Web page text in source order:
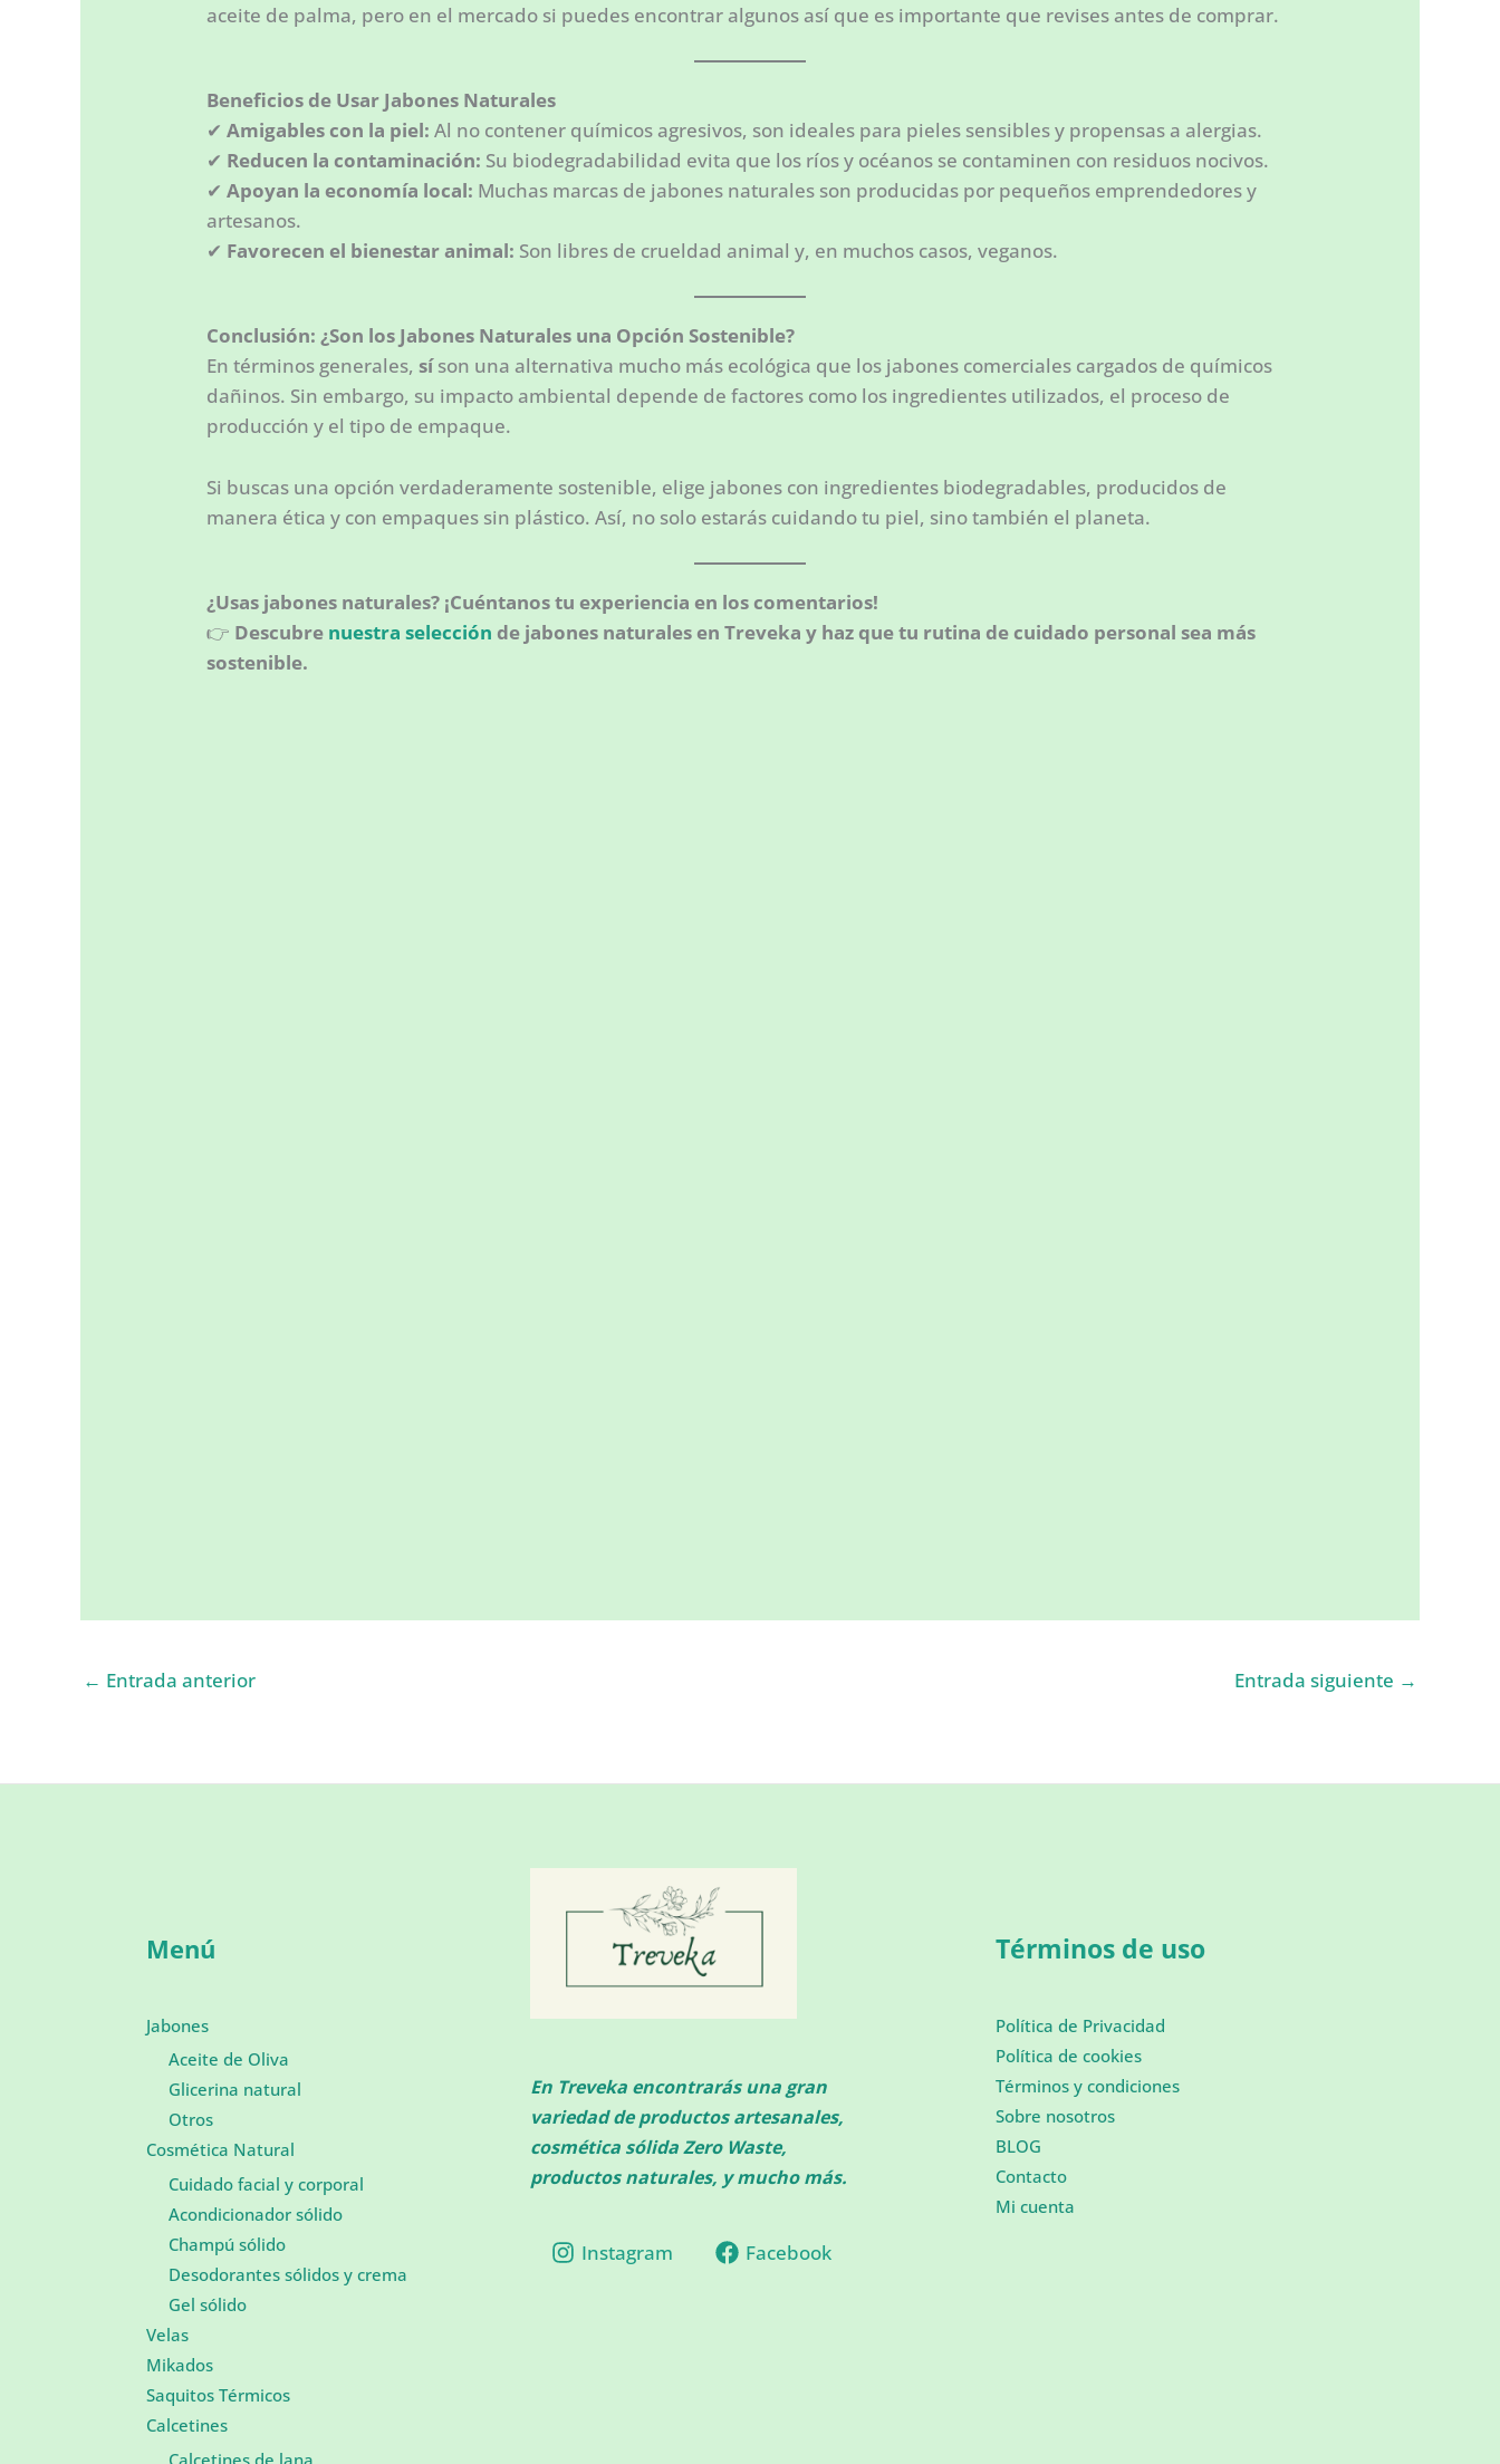
aceite de palma, pero en el mercado si puedes encontrar algunos así que es importante que revises antes de comprar.
Beneficios de Usar Jabones Naturales
✔Amigables con la piel: Al no contener químicos agresivos, son ideales para pieles sensibles y propensas a alergias.
✔ Reducen la contaminación: Su biodegradabilidad evita que los ríos y océanos se contaminen con residuos nocivos.
✔Apoyan la economía local: Muchas marcas de jabones naturales son producidas por pequeños emprendedores y
artesanos.
✔ Favorecen el bienestar animal: Son libres de crueldad animal y, en muchos casos, veganos.
Conclusión: ¿Son los Jabones Naturales una Opción Sostenible?
En términos generales,síson una alternativa mucho más ecológica que los jabones comerciales cargados de químicos
dañinos. Sin embargo, su impacto ambiental depende de factores como los ingredientes utilizados, el proceso de
producción y el tipo de empaque.
Si buscas una opción verdaderamente sostenible, elige jabones con ingredientes biodegradables, producidos de
manera ética y con empaques sin plástico. Así, no solo estarás cuidando tu piel, sino también el planeta.
¿Usas jabones naturales? ¡Cuéntanos tu experiencia en los comentarios!
👉 Descubre nuestra selección de jabones naturales en Treveka y haz que tu rutina de cuidado personal sea más
sostenible.
← Entrada anterior Entrada siguiente →
Menú
Jabones
Aceite de Oliva
Glicerina natural
Otros
Cosmética Natural
Cuidado facial y corporal
Acondicionador sólido
Champú sólido
Desodorantes sólidos y crema
Gel sólido
Velas
Mikados
Saquitos Térmicos
Calcetines
Calcetines de lana
En Treveka encontrarás una gran
variedad de productos artesanales,
cosmética sólida Zero Waste,
productos naturales, y mucho más.
Instagram Facebook
Términos de uso
Política de Privacidad
Política de cookies
Términos y condiciones
Sobre nosotros
BLOG
Contacto
Mi cuenta